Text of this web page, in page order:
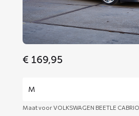
€ 169,95
Maat voor VOLKSWAGEN BEETLE